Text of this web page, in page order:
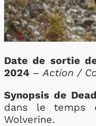
Date de sortie
2024 –Action /
Synopsis de
dans le temps
Wolverine.